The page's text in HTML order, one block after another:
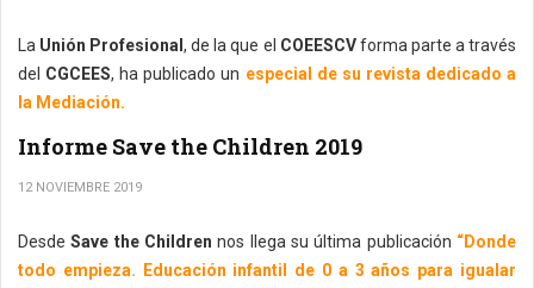
La Unión Profesional, de la que el COEESCVforma parte a través
del CGCEES, ha publicado un especial de su revista dedicado a
la Mediación.
Informe Save the Children 2019
12 NOVIEMBRE 2019
DesdeSave the Children nos llega su última publicación “Donde
todo empieza. Educación infantil de 0 a 3 años para igualar